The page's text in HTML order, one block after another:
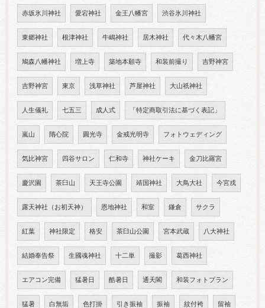
赤坂氷川神社 愛宕神社 金王八幡宮 渋谷氷川神社
東郷神社 根津神社 牛嶋神社 居木神社 代々木八幡宮
鳩森八幡神社 増上寺 築地本願寺 和装前撮り 吉野神宮
吉野神宮 東京 浅草神社 芦屋神社 大山祇神社
人生儀礼 七五三 成人式 「特定商取引法に基づく表記」
嵐山 隋心院 圓光寺 金戒光明寺 フォトウェディング
気比神宮 四谷サロン 仁和寺 神社ケーキ 金刀比羅宮
慶沢園 茶臼山 天王寺公園 靖国神社 大鳥大社 今宮戎
露天神社（お初天神） 恩地神社 和室 鎌倉 サクラ
紅葉 神社限定 格安 茶臼山公園 宮本武蔵 八大神社
結婚奉告祭 生國魂神社 十二単 撮影 葛西神社
エアコン完備 猛暑日 酷暑日 通天閣 和装フォトプラン
猛暑 白無垢 色打掛 引き振袖 振袖 紋付袴 留袖